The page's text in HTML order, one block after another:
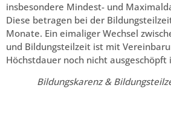
insbesondere Mindest- und
Diese betragen bei der
Monate. Ein eimaliger Wechsel
und Bildungsteilzeit ist mit
Höchstdauer noch nicht ausgeschöpft
Bildungskarenz &